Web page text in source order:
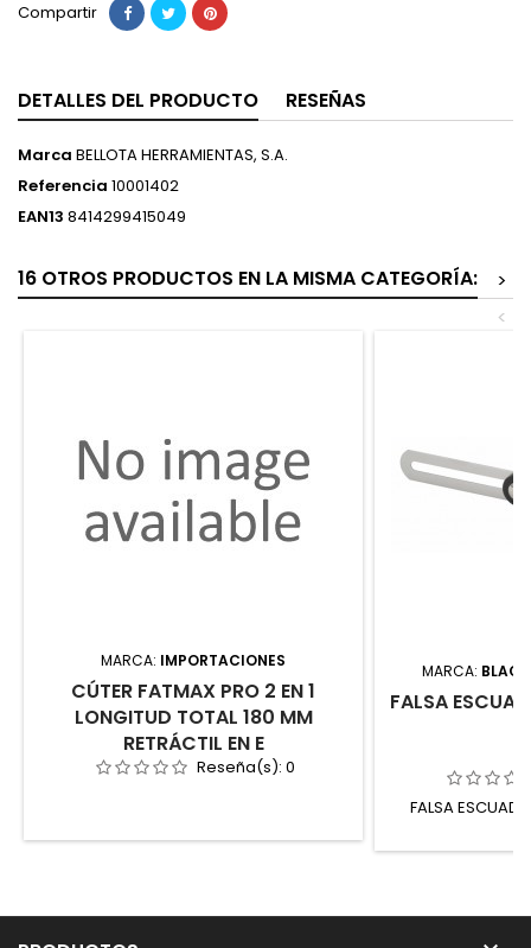
Compartir
DETALLES DEL PRODUCTO RESEÑAS
Marca BELLOTA HERRAMIENTAS, S.A.
Referencia 10001402
EAN13 8414299415049
16 OTROS PRODUCTOS EN LA MISMA CATEGORÍA:
>
<
MARCA: IMPORTACIONES
CÚTER FATMAX PRO 2 EN 1
LONGITUD TOTAL 180 MM
RETRÁCTIL EN E
Reseña(s): 0
MARCA:
FALSA
FALSA